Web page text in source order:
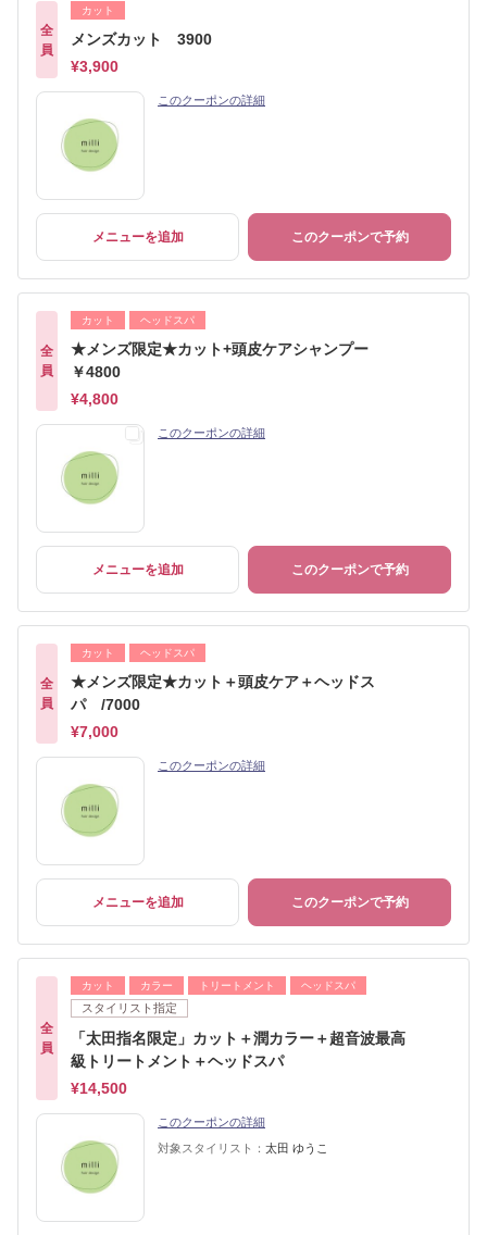
全
員
カット
メンズカット 3900
¥3,900
このクーポンの詳細
メニューを追加 このクーポンで予約
全
員
カット ヘッドスパ
★メンズ限定★カット+頭皮ケアシャンプー
￥4800
¥4,800
このクーポンの詳細
メニューを追加 このクーポンで予約
全
員
カット ヘッドスパ
★メンズ限定★カット＋頭皮ケア＋ヘッドス
パ /7000
¥7,000
このクーポンの詳細
メニューを追加 このクーポンで予約
全
員
カット カラー トリートメント ヘッドスパ
スタイリスト指定
「太田指名限定」カット＋潤カラー＋超音波最高
級トリートメント＋ヘッドスパ
¥14,500
このクーポンの詳細
対象スタイリスト： 太田 ゆうこ